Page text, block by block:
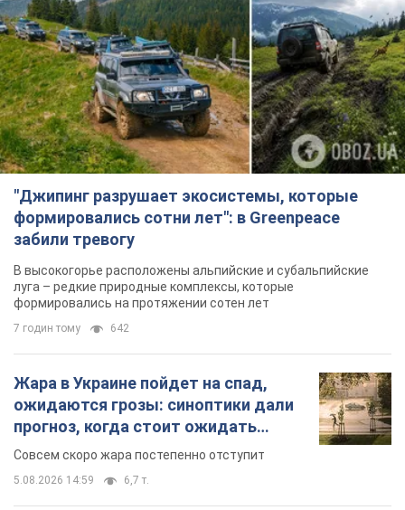
"Джипинг разрушает экосистемы, которые
формировались сотни лет": в Greenpeace
забили тревогу
В высокогорье расположены альпийские и субальпийские
луга – редкие природные комплексы, которые
формировались на протяжении сотен лет
7 годин тому 642
Жара в Украине пойдет на спад,
ожидаются грозы: синоптики дали
прогноз, когда стоит ожидать
изменения погоды
Совсем скоро жара постепенно отступит
5.08.2026 14:59 6,7 т.